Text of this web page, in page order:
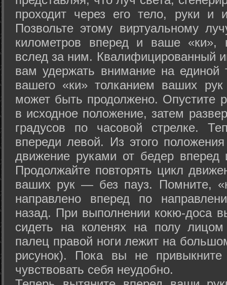
проходит через его тело, руки и
Позвольте этому виртуальному
километров вперед и ваше «ки»,
вслед за ним. Квалифицированный
вам удержать внимание на единой
вашего «ки» толканием ваших
может быть продолжено. Опустите
в исходное положение, затем
градусов по часовой стрелке.
впереди левой. Из этого
движение руками от бедер вперед
Продолжайте повторять цикл
ваших рук — без пауз. Помните,
направлено вперед по
назад. При выполнении кокю-доса
сидеть на коленях на полу
палец правой ноги лежит на
рисунок). Пока вы не
чувствовать себя неудобно.